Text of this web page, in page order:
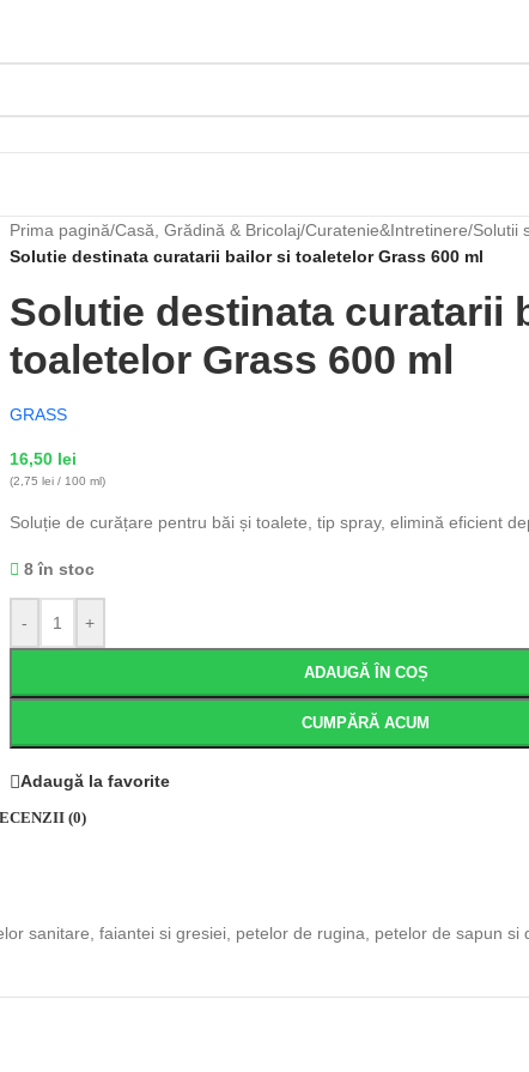
Prima pagină/Casă, Grădină & Bricolaj/Curatenie&Intretinere/Solutii
Solutie destinata curatarii bailor si toaletelor Grass 600 ml
Solutie destinata curatarii
toaletelor Grass 600 ml
GRASS
16,50 lei
(2,75 lei / 100 ml)
Soluție de curățare pentru băi și toalete, tip spray, elimină eficient
8 în stoc
- +
ADAUGĂ ÎN COȘ
CUMPĂRĂ ACUM
Adaugă la favorite
(0)
sanitare, faiantei si gresiei, petelor de rugina, petelor de sapun si